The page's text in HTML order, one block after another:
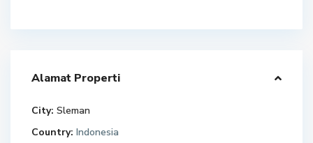
Alamat Properti
City: Sleman
Country: Indonesia